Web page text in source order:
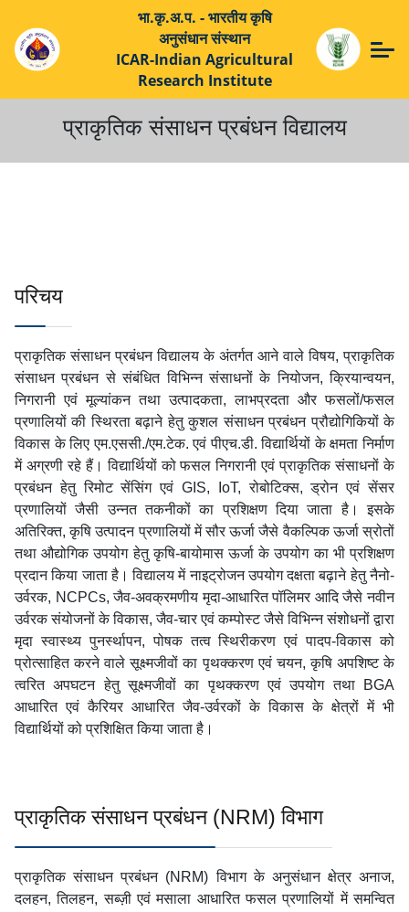
भा.कृ.अ.प. - भारतीय कृषि
अनुसंधान संस्थान
ICAR-Indian Agricultural
Research Institute
प्राकृतिक संसाधन प्रबंधन विद्यालय
परिचय
प्राकृतिक संसाधन प्रबंधन विद्यालय के अंतर्गत आने वाले विषय, प्राकृतिक
संसाधन प्रबंधन से संबंधित विभिन्न संसाधनों के नियोजन, क्रियान्वयन,
निगरानी एवं मूल्यांकन तथा उत्पादकता, लाभप्रदता और फसलों/फसल
प्रणालियों की स्थिरता बढ़ाने हेतु कुशल संसाधन प्रबंधन प्रौद्योगिकियों के
विकास के लिए एम.एससी./एम.टेक. एवं पीएच.डी. विद्यार्थियों के क्षमता निर्माण
में अग्रणी रहे हैं। विद्यार्थियों को फसल निगरानी एवं प्राकृतिक संसाधनों के
प्रबंधन हेतु रिमोट सेंसिंग एवं GIS, IoT, रोबोटिक्स, ड्रोन एवं सेंसर
प्रणालियों जैसी उन्नत तकनीकों का प्रशिक्षण दिया जाता है। इसके
अतिरिक्त, कृषि उत्पादन प्रणालियों में सौर ऊर्जा जैसे वैकल्पिक ऊर्जा स्रोतों
तथा औद्योगिक उपयोग हेतु कृषि-बायोमास ऊर्जा के उपयोग का भी प्रशिक्षण
प्रदान किया जाता है। विद्यालय में नाइट्रोजन उपयोग दक्षता बढ़ाने हेतु नैनो-
उर्वरक, NCPCs, जैव-अवक्रमणीय मृदा-आधारित पॉलिमर आदि जैसे नवीन
उर्वरक संयोजनों के विकास, जैव-चार एवं कम्पोस्ट जैसे विभिन्न संशोधनों द्वारा
मृदा स्वास्थ्य पुनर्स्थापन, पोषक तत्व स्थिरीकरण एवं पादप-विकास को
प्रोत्साहित करने वाले सूक्ष्मजीवों का पृथक्करण एवं चयन, कृषि अपशिष्ट के
त्वरित अपघटन हेतु सूक्ष्मजीवों का पृथक्करण एवं उपयोग तथा BGA
आधारित एवं कैरियर आधारित जैव-उर्वरकों के विकास के क्षेत्रों में भी
विद्यार्थियों को प्रशिक्षित किया जाता है।
प्राकृतिक संसाधन प्रबंधन (NRM) विभाग
प्राकृतिक संसाधन प्रबंधन (NRM) विभाग के अनुसंधान क्षेत्र अनाज,
दलहन, तिलहन, सब्ज़ी एवं मसाला आधारित फसल प्रणालियों में समन्वित